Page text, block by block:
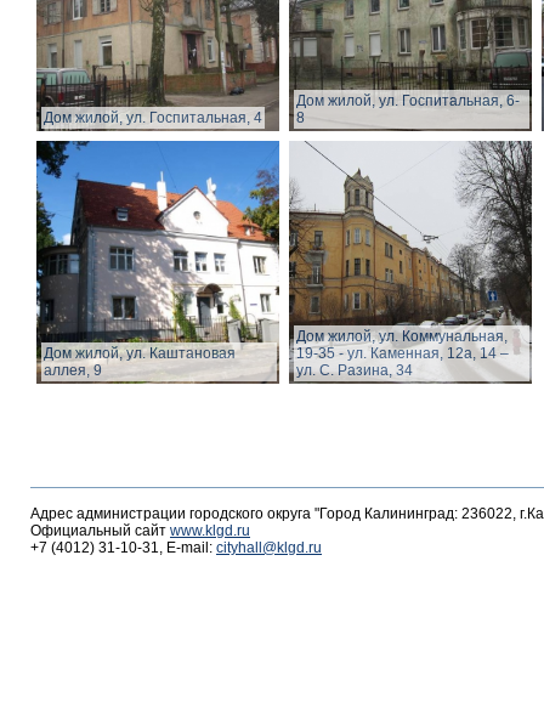
Дом жилой, ул. Госпитальная, 4
Дом жилой, ул. Госпитальная, 6-
8
Дом жилой, ул. Каштановая
аллея, 9
Дом жилой, ул. Коммунальная,
19-35 - ул. Каменная, 12а, 14 –
ул. С. Разина, 34
Адрес администрации городского округа "Город Калининград: 236022,
Официальный сайт www.klgd.ru
+7 (4012) 31-10-31, E-mail: cityhall@klgd.ru